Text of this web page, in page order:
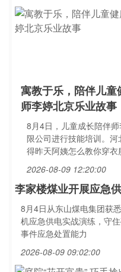
寓教于乐，陪伴儿
师李婷北京乐业故事
8月4日，儿童成长陪伴
限公司进行技能培训。
得昨天阿姨怎么教你穿衣
2026-08-09 12:20:00
李家楼煤业开展应急
8月4日从东山煤电集团获
机应急供电实战演练，守
事件应急处置能力
2026-08-09 09:02:00